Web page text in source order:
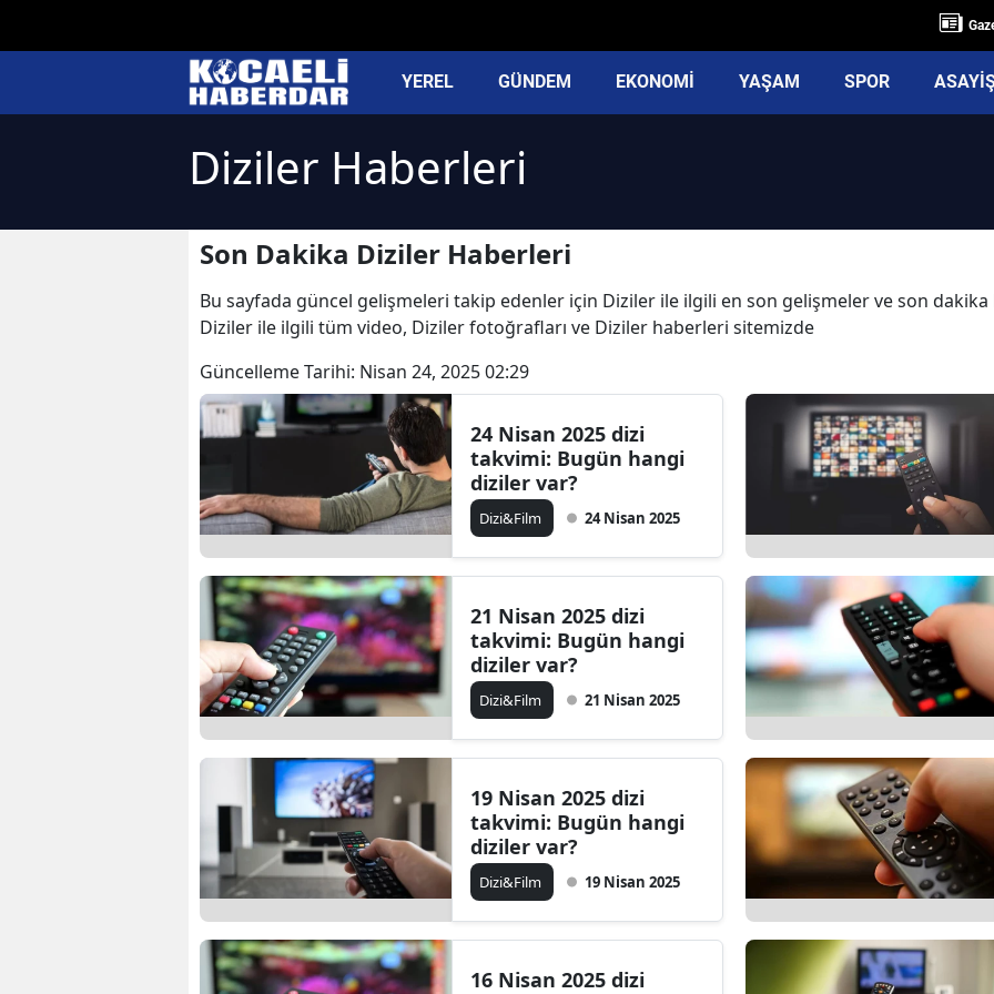
YEREL GÜNDEM EKONOMİ YAŞAM SPOR
Diziler Haberleri
Son Dakika Diziler Haberleri
Bu sayfada güncel gelişmeleri takip edenler için Diziler ile ilgili en son gelişmeler ve son
Diziler ile ilgili tüm video, Diziler fotoğrafları ve Diziler haberleri sitemizde
Güncelleme Tarihi: Nisan 24, 2025 02:29
24 Nisan 2025 dizi
takvimi: Bugün hangi
diziler var?
Dizi&Film 24 Nisan 2025
21 Nisan 2025 dizi
takvimi: Bugün hangi
diziler var?
Dizi&Film 21 Nisan 2025
19 Nisan 2025 dizi
takvimi: Bugün hangi
diziler var?
Dizi&Film 19 Nisan 2025
16 Nisan 2025 dizi